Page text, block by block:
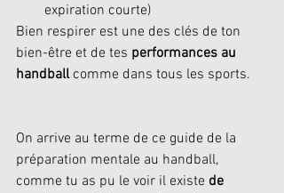
expiration courte)
Bien respirer est une des clés de ton
bien-être et de tes performances au
handball comme dans tous les sports.
On arrive au terme de ce guide de la
préparation mentale au handball,
comme tu as pu le voir il existe de